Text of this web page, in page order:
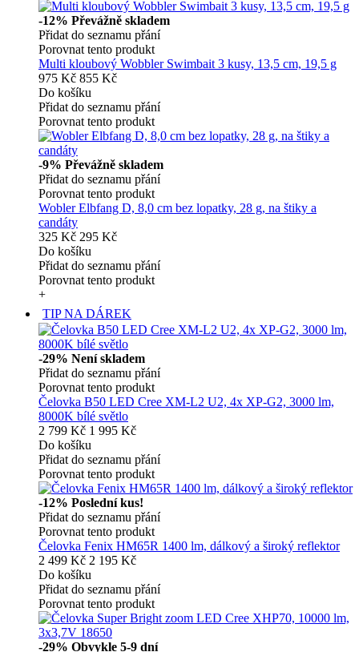
-12% Převážně skladem
Přidat do seznamu přání
Porovnat tento produkt
Multi kloubový Wobbler Swimbait 3 kusy, 13,5 cm, 19,5 g
975 Kč 855 Kč
Do košíku
Přidat do seznamu přání
Porovnat tento produkt
-9% Převážně skladem
Přidat do seznamu přání
Porovnat tento produkt
Wobler Elbfang D, 8,0 cm bez lopatky, 28 g, na štiky a
candáty
325 Kč 295 Kč
Do košíku
Přidat do seznamu přání
Porovnat tento produkt
+
TIP NA DÁREK
-29% Není skladem
Přidat do seznamu přání
Porovnat tento produkt
Čelovka B50 LED Cree XM-L2 U2, 4x XP-G2, 3000 lm,
8000K bílé světlo
2 799 Kč 1 995 Kč
Do košíku
Přidat do seznamu přání
Porovnat tento produkt
-12% Poslední kus!
Přidat do seznamu přání
Porovnat tento produkt
Čelovka Fenix HM65R 1400 lm, dálkový a široký reflektor
2 499 Kč 2 195 Kč
Do košíku
Přidat do seznamu přání
Porovnat tento produkt
-29% Obvykle 5-9 dní